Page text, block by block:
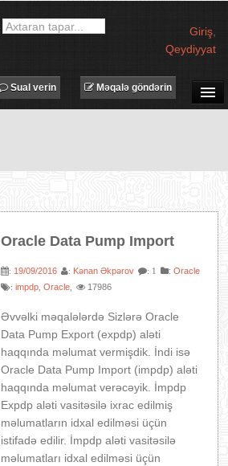
Giriş
Qeydiyyat
MƏQALƏLƏR
PROQRAMLAR
AVADANLIQLAR
Məqalə göndərin
Sual verin
Oracle Data Pump Import
: 19/09/2016 : Kənan Əkpərov : 1 :Oracle
:impdp ,Oracle 17986
Əvvəlki məqalələrdə Sizlərə Oracle
Data Pump Export (expdp) aləti
haqqında məlumat vermişdik. İndi isə
Oracle Data Pump Import (impdp) aləti
haqqında məlumat verəcəyik. İmpdp
Expdp aləti vasitəsilə ixrac edilmiş
məlumatların idxal edilməsi üçün
istifadə edilir. İmpdp aləti vasitəsilə
məlumatları idxal edilməsi üçün